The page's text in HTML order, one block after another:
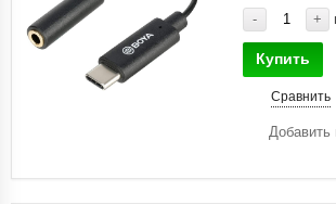
- +
Купить
Сравнить
Добавить